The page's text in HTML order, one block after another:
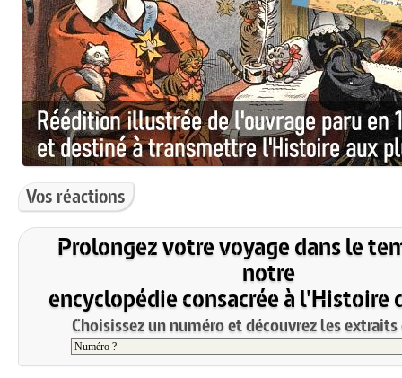
Vos réactions
Prolongez votre voyage dans le
notre
encyclopédie consacrée à l'Histoire
Choisissez un numéro et découvrez les